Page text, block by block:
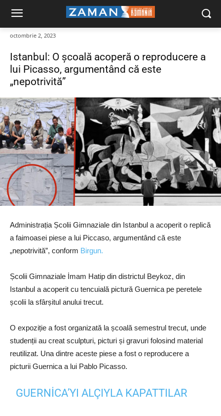
octombrie 2, 2023
Istanbul: O școală acoperă o reproducere a
lui Picasso, argumentând că este
„nepotrivită”
Administrația Școlii Gimnaziale din Istanbul a acoperit o replică
a faimoasei piese a lui Piccaso, argumentând că este
„nepotrivită”, conform Birgun.
Școlii Gimnaziale İmam Hatip din districtul Beykoz, din
Istanbul a acoperit cu tencuială pictură Guernica pe peretele
școlii la sfârșitul anului trecut.
O expoziție a fost organizată la școală semestrul trecut, unde
studenții au creat sculpturi, picturi și gravuri folosind material
reutilizat. Una dintre aceste piese a fost o reproducere a
picturii Guernica a lui Pablo Picasso.
GUERNICA’YI ALÇIYLA KAPATTILAR